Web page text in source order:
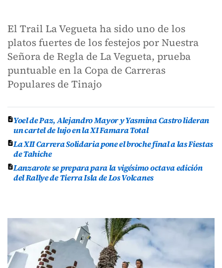
El Trail La Vegueta ha sido uno de los
platos fuertes de los festejos por Nuestra
Señora de Regla de La Vegueta, prueba
puntuable en la Copa de Carreras
Populares de Tinajo
Yoel de Paz, Alejandro Mayor y Yasmina Castro lideran
un cartel de lujo en la XI Famara Total
La XII Carrera Solidaria pone el broche final a las Fiestas
de Tahiche
Lanzarote se prepara para la vigésimo octava edición
del Rallye de Tierra Isla de Los Volcanes